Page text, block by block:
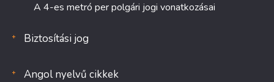
A 4-es metró per polgári jogi vonatkozásai
Biztosítási jog
Angol nyelvű cikkek